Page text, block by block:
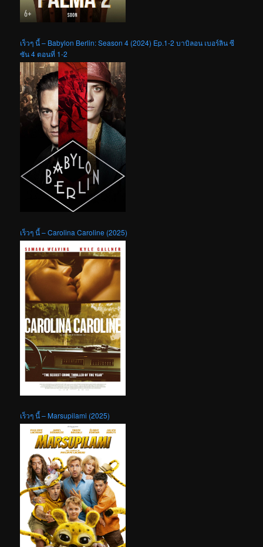
เร็วๆ นี้ – Babylon Berlin: Season 4 (2024) Ep.1-2 บาบิลอน เบอร์ลิน ซี
ซัน 4 ตอนที่ 1-2
เร็วๆ นี้ – Carolina Caroline (2025)
เร็วๆ นี้ – Marsupilami (2025)